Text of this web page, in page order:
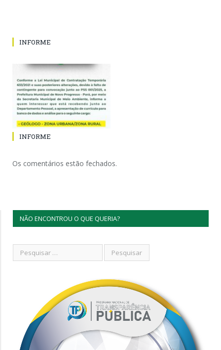
INFORME
INFORME
Os comentários estão fechados.
NÃO ENCONTROU O QUE QUERIA?